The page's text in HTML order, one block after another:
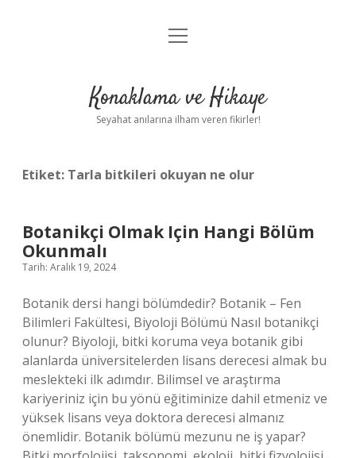
Anasayfa
Yasal Uyarı
menüyü
Konaklama ve Hikaye
Seyahat anılarına ilham veren fikirler!
Etiket: Tarla bitkileri okuyan ne olur
Botanikçi Olmak Için Hangi Bölüm
Okunmalı
Tarih: Aralık 19, 2024
Botanik dersi hangi bölümdedir? Botanik – Fen
Bilimleri Fakültesi, Biyoloji Bölümü Nasıl botanikçi
olunur? Biyoloji, bitki koruma veya botanik gibi
alanlarda üniversitelerden lisans derecesi almak bu
meslekteki ilk adımdır. Bilimsel ve araştırma
kariyeriniz için bu yönü eğitiminize dahil etmeniz ve
yüksek lisans veya doktora derecesi almanız
önemlidir. Botanik bölümü mezunu ne iş yapar?